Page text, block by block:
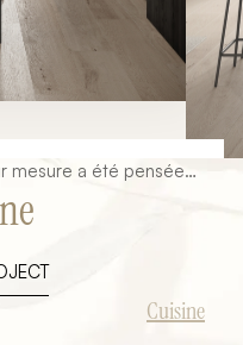
mesure a été pensée
architecturale mêlant
et ambiance
intégré à
en mettant en valeur
Cuisine